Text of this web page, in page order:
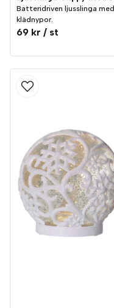
Batteridriven ljusslinga med
klädnypor.
69 kr / st